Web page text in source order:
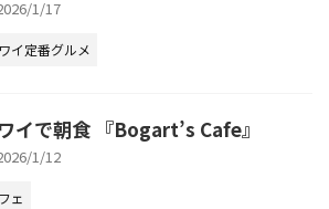
1/17
イ定番グルメ
イで朝食 『Bogart’s Cafe』
1/12
ェ